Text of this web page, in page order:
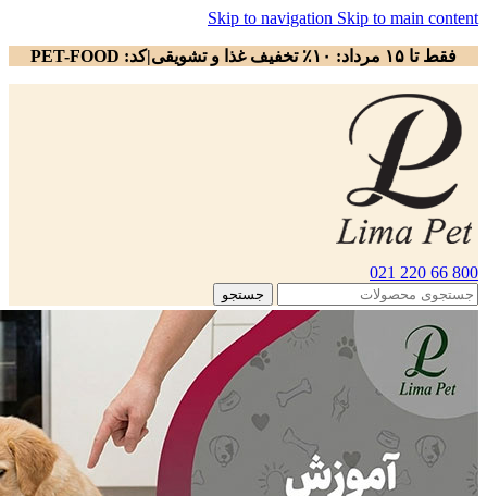
Skip to navigation Skip to main content
فقط تا ۱۵ مرداد: ۱۰٪ تخفیف غذا و تشویقی|کد: PET-FOOD
800 66 220 021
جستجو